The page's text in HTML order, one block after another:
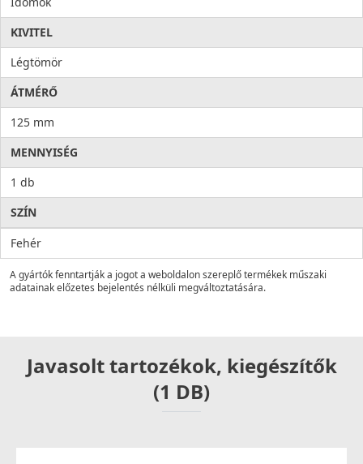
KIVITEL
Légtömör
ÁTMÉRŐ
125 mm
MENNYISÉG
1 db
SZÍN
Fehér
A gyártók fenntartják a jogot a weboldalon szereplő termékek műszaki
adatainak előzetes bejelentés nélküli megváltoztatására.
Javasolt tartozékok, kiegészítők
(1 DB)